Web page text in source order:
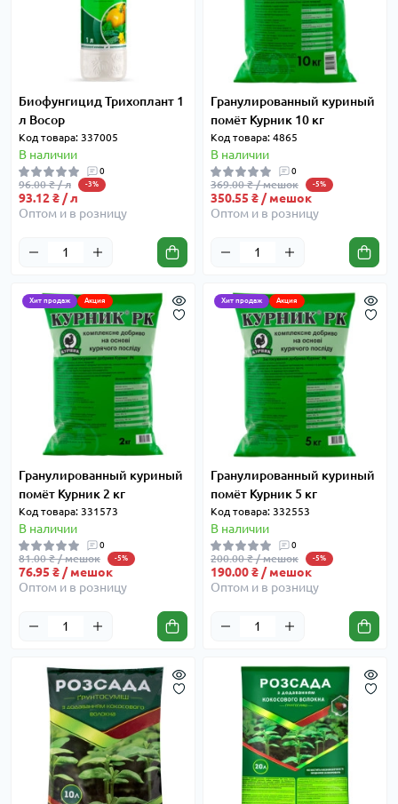
Биофунгицид Трихоплант 1
л Восор
Код товара: 337005
В наличии
0
96.00 ₴ / л -3%
93.12 ₴ / л
Оптом и в розницу
Гранулированный куриный
помёт Курник 10 кг
Код товара: 4865
В наличии
0
369.00 ₴ / мешок -5%
350.55 ₴ / мешок
Оптом и в розницу
Хит продаж Акция
Гранулированный куриный
помёт Курник 2 кг
Код товара: 331573
В наличии
0
81.00 ₴ / мешок -5%
76.95 ₴ / мешок
Оптом и в розницу
Хит продаж Акция
Гранулированный куриный
помёт Курник 5 кг
Код товара: 332553
В наличии
0
200.00 ₴ / мешок -5%
190.00 ₴ / мешок
Оптом и в розницу